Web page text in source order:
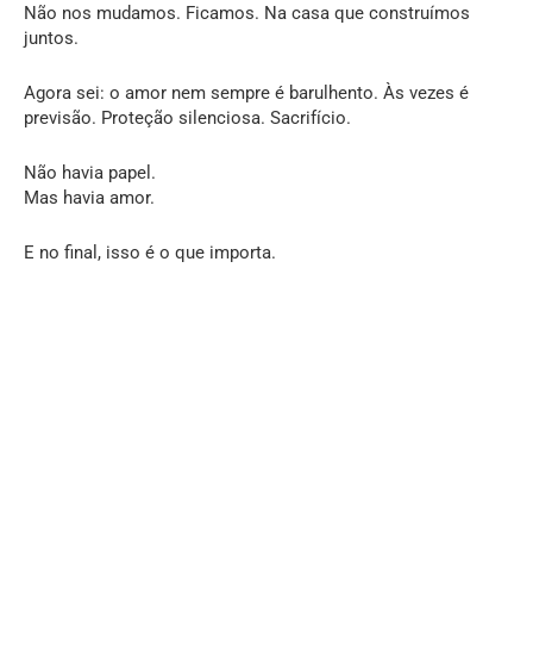
Não nos mudamos. Ficamos. Na casa que construímos
juntos.
Agora sei: o amor nem sempre é barulhento. Às vezes é
previsão. Proteção silenciosa. Sacrifício.
Não havia papel.
Mas havia amor.
E no final, isso é o que importa.